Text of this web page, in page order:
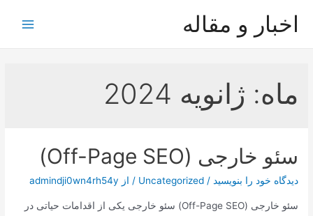
اخبار و مقاله
ماه: ژانویه 2024
سئو خارجی (Off-Page SEO)
دیدگاه‌ خود را بنویسید /
Uncategorized / از admindji0wn4rh54y
سئو خارجی (Off-Page SEO) سئو خارجی یکی از اقدامات حیاتی در